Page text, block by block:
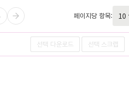
페이지당 항목:
선택 다운로드 선택 스크랩